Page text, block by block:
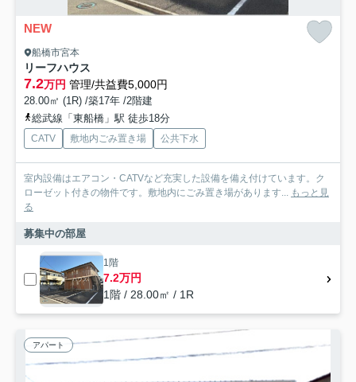
NEW
船橋市宮本
リーフハウス
7.2万円 管理/共益費5,000円
28.00㎡ (1R) /築17年 /2階建
総武線「東船橋」駅 徒歩18分
CATV 敷地内ごみ置き場 公共下水
室内設備はエアコン・CATVなど充実した設備を備え付けています。ク
ローゼット付きの物件です。敷地内にごみ置き場があります... もっと見
る
募集中の部屋
1階
7.2万円
1階 / 28.00㎡ / 1R
アパート